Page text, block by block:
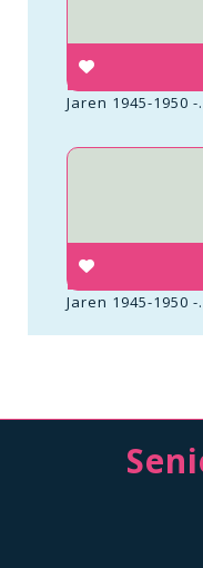
Jaren 1945-1950 -
Jaren 1945-1950 -